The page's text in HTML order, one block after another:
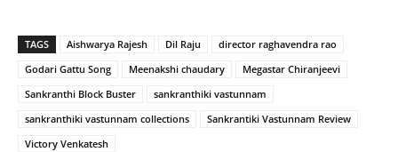
TAGS Aishwarya Rajesh Dil Raju
director raghavendra rao
Godari Gattu Song
Meenakshi chaudary
Megastar Chiranjeevi
Sankranthi Block Buster
sankranthiki vastunnam
sankranthiki vastunnam collections
Sankrantiki Vastunnam Review
Victory Venkatesh